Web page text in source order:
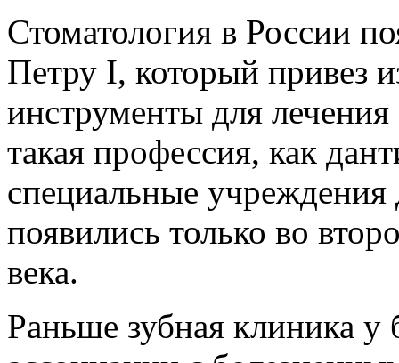
Стоматология в России
Петру I, который привез
инструменты для
такая профессия, как
специальные учреждения
появились только во
века.
Раньше зубная клиника